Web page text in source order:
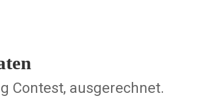
Contest, ausgerechnet.